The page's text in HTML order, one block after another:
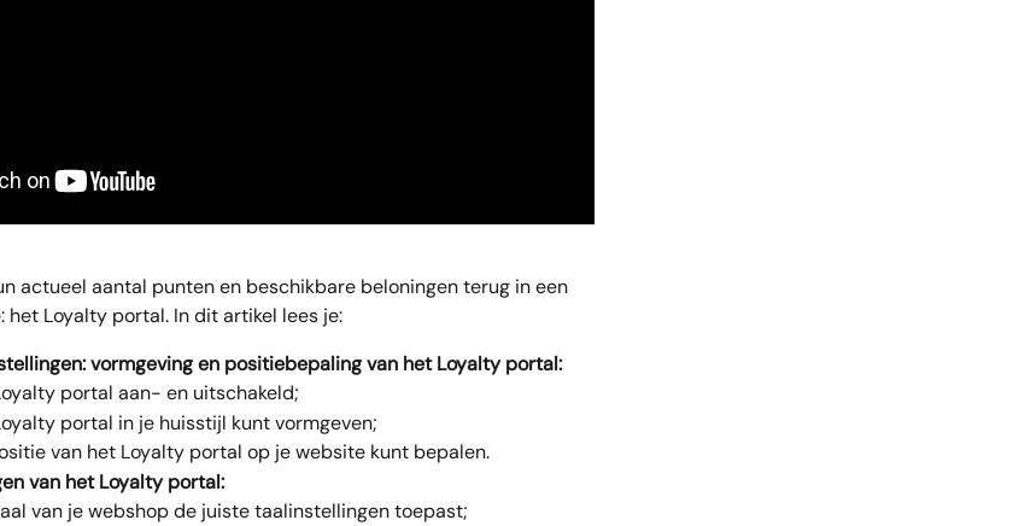
actueel aantal punten en beschikbare beloningen terug in een
het Loyalty portal. In dit artikel lees je:
vormgeving en positiebepaling van het Loyalty portal:
portal aan- en uitschakeld;
portal in je huisstijl kunt vormgeven;
van het Loyalty portal op je website kunt bepalen.
van het Loyalty portal:
van je webshop de juiste taalinstellingen toepast;